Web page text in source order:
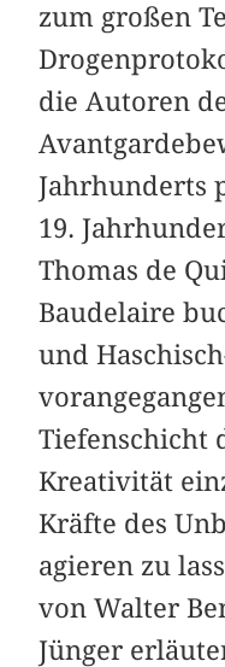
zum großen
die Autoren
Jahrhunderts
19.
Thomas de
Baudelaire
und
Tiefenschicht
Kreativität
Kräfte des
agieren zu
von Walter
Jünger